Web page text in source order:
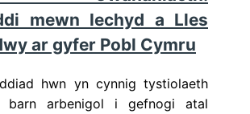
mewn Iechyd a Lles
ar gyfer Pobl Cymru
hwn yn cynnig tystiolaeth
barn arbenigol i gefnogi atal